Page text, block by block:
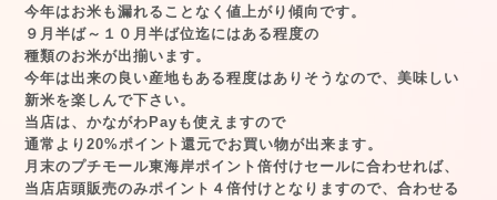
今年はお米も漏れることなく値上がり傾向です。
９月半ば～１０月半ば位迄にはある程度の
種類のお米が出揃います。
今年は出来の良い産地もある程度はありそうなので、美味しい
新米を楽しんで下さい。
当店は、かながわPayも使えますので
通常より20%ポイント還元でお買い物が出来ます。
月末のプチモール東海岸ポイント倍付けセールに合わせれば、
当店店頭販売のみポイント４倍付けとなりますので、合わせる